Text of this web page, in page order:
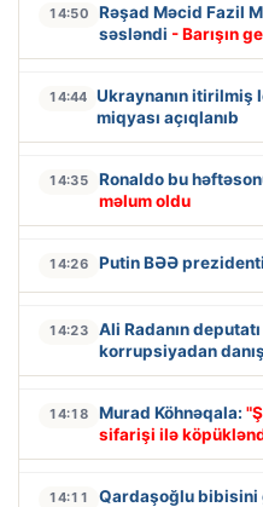
14:50
Rəşad Məcid Fazil
səsləndi - Barışın
14:44 Ukraynanın
miqyası açıqlanıb
14:35 Ronaldo bu
məlum oldu
14:26 Putin BƏƏ
14:23
Ali Radanın
korrupsiyadan
14:18 Murad Köhnəqala:
sifarişi ilə
14:11 Qardaşoğlu bibisini